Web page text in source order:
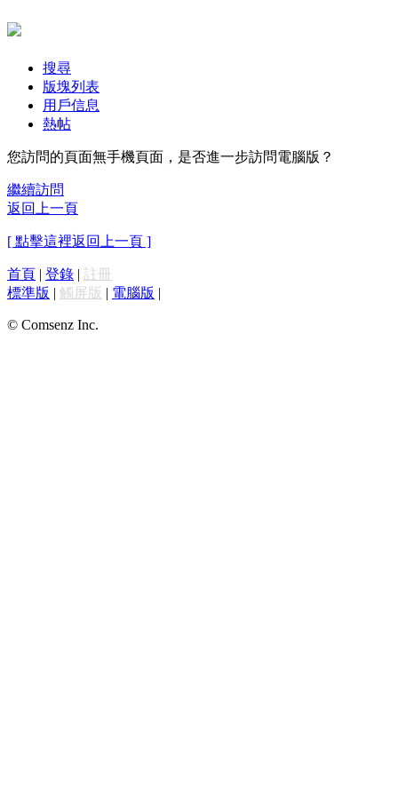
搜尋
版塊列表
用戶信息
熱帖
您訪問的頁面無手機頁面，是否進一步訪問電腦版？
繼續訪問
返回上一頁
[ 點擊這裡返回上一頁 ]
首頁 | 登錄 | 註冊
標準版 | 觸屏版 | 電腦版 |
© Comsenz Inc.